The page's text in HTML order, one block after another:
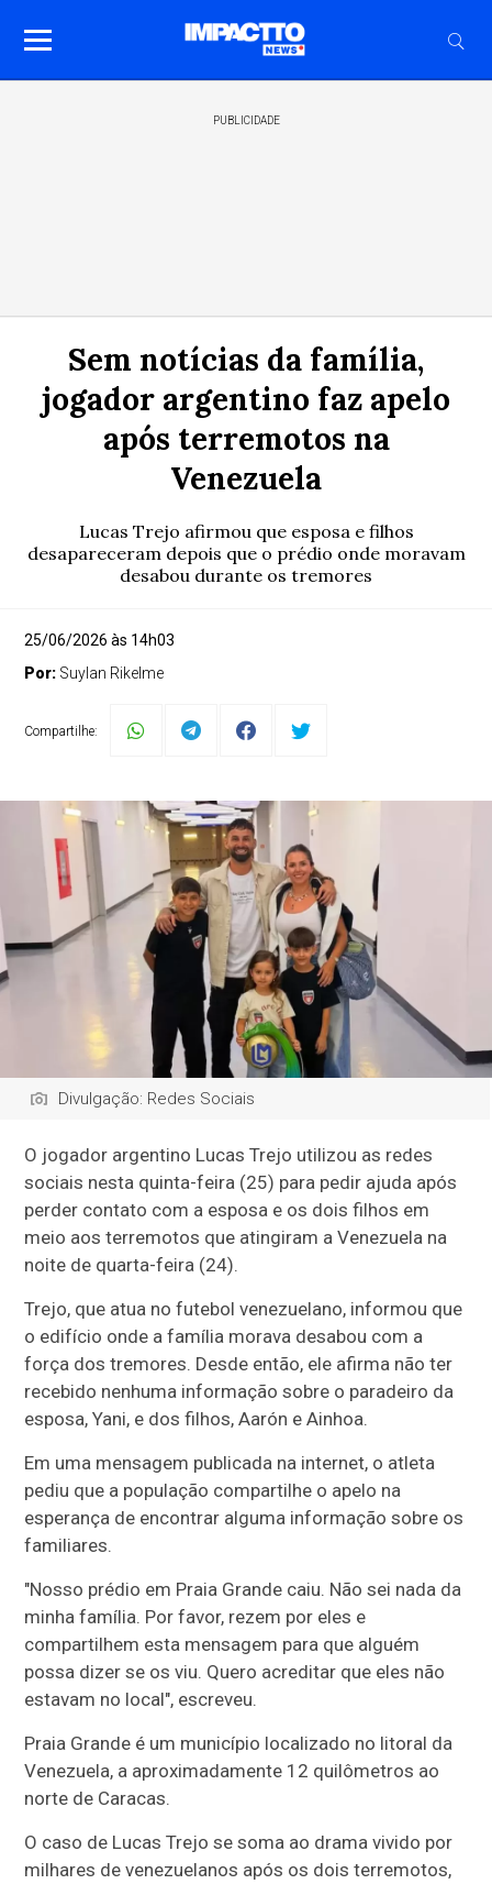
PUBLICIDADE
Sem notícias da família,
jogador argentino faz apelo
após terremotos na
Venezuela
Lucas Trejo afirmou que esposa e filhos
desapareceram depois que o prédio onde moravam
desabou durante os tremores
25/06/2026 às 14h03
Por: Suylan Rikelme
Compartilhe:
Divulgação: Redes Sociais
O jogador argentino Lucas Trejo utilizou as redes
sociais nesta quinta-feira (25) para pedir ajuda após
perder contato com a esposa e os dois filhos em
meio aos terremotos que atingiram a Venezuela na
noite de quarta-feira (24).
Trejo, que atua no futebol venezuelano, informou que
o edifício onde a família morava desabou com a
força dos tremores. Desde então, ele afirma não ter
recebido nenhuma informação sobre o paradeiro da
esposa, Yani, e dos filhos, Aarón e Ainhoa.
Em uma mensagem publicada na internet, o atleta
pediu que a população compartilhe o apelo na
esperança de encontrar alguma informação sobre os
familiares.
"Nosso prédio em Praia Grande caiu. Não sei nada da
minha família. Por favor, rezem por eles e
compartilhem esta mensagem para que alguém
possa dizer se os viu. Quero acreditar que eles não
estavam no local", escreveu.
Praia Grande é um município localizado no litoral da
Venezuela, a aproximadamente 12 quilômetros ao
norte de Caracas.
O caso de Lucas Trejo se soma ao drama vivido por
milhares de venezuelanos após os dois terremotos,